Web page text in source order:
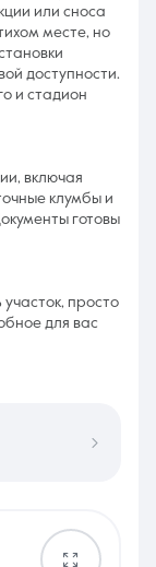
или сноса
месте, но
доступности.
и стадион
включая
клумбы и
готовы
участок, просто
для вас